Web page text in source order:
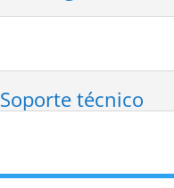
Soporte técnico